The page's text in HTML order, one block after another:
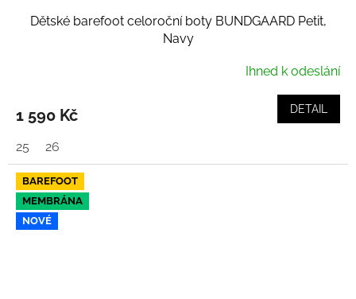
Dětské barefoot celoroční boty BUNDGAARD Petit,
Navy
Ihned k odeslání
1 590 Kč DETAIL
25 26
BAREFOOT
MEMBRÁNA
NOVÉ